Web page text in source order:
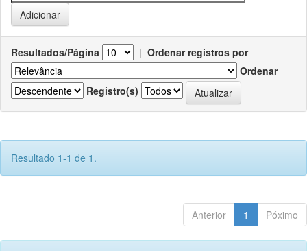
Resultados/Página | Ordenar registros por
Ordenar
Registro(s)
Resultado 1-1 de 1.
Anterior 1 Póximo